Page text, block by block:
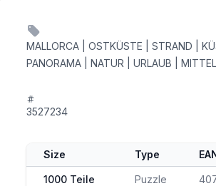
MALLORCA | OSTKÜSTE | STRAND |
PANORAMA | NATUR | URLAUB |
3527234
Size Type
1000 Teile Puzzle